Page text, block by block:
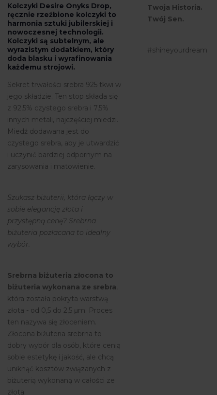
Kolczyki Desire Onyks Drop,
ręcznie rzeźbione kolczyki to
harmonia sztuki jubilerskiej i
nowoczesnej technologii.
Kolczyki są subtelnym, ale
wyrazistym dodatkiem, który
doda blasku i wyrafinowania
każdemu strojowi.
Sekret trwałości srebra 925 tkwi w
jego składzie. Ten stop składa się
z 92,5% czystego srebra i 7,5%
innych metali, najczęściej miedzi.
Miedź dodawana jest do
czystego srebra, aby je utwardzić
i uczynić bardziej odpornym na
zarysowania i matowienie.
Szukasz biżuterii, która łączy w
sobie elegancję złota i
przystępną cenę? Srebrna
biżuteria pozłacana to idealny
wybór.
Srebrna biżuteria złocona to
biżuteria wykonana ze srebra,
która została pokryta warstwą
złota - od 0,5 do 2,5 μm. Proces
ten nazywa się złoceniem.
Złocona biżuteria srebrna to
dobry wybór dla osób, które cenią
sobie estetykę i jakość, ale chcą
uniknąć kosztów związanych z
biżuterią wykonaną w całości ze
złota.
Twoja Historia.
Twój Sen.
#shineyourdream